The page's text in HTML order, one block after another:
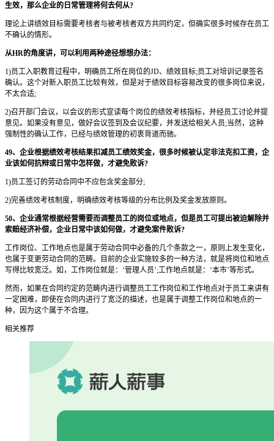
生效，那么企业的日常管理将何去何从?
理论上讲绩效目标需要考核者与被考核者双方共同约定，但确实很多时候存在员工
不确认的情形。
从HR的角度讲，可以利用两种途径想想办法：
1)员工入职教育过程中，明确员工所在岗位的JD、绩效目标;员工对培训记录签名
确认。这个对新入职员工比较有效，但是对于绩效目标容易改变的很多岗位来说，
不太合适;
2)召开部门会议，以会议的形式宣读每个岗位的绩效考核指标，并经员工讨论并提
意见。如果没有意见，做好会议签到及会议纪要，并发送给相关人员;当然，这种
强制性的确认工作，已经与绩效管理的初衷背道而驰。
49、企业根据绩效考核结果扣减员工绩效奖金，很多时候被认定非法克扣工资，企
业该如何抗辩或日常中怎样做，才避免败诉?
1)员工签订的劳动合同中不应包含奖金部分;
2)完善绩效考核制度，明确绩效考核等级的分布比例及奖金发放原则。
50、企业通常根据经营需要而调整员工的岗位或地点，但是员工可提出被迫解除并
索赔经济补偿，企业日常中该如何做，才避免案件败诉?
工作岗位、工作地点也是属于劳动合同中必备的几个条款之一，原则上发生变化，
也属于变更劳动合同的范畴。目前的企业实施较多的一种方法，就是将岗位和地点
写得比较宽泛。如，工作岗位就是：‘管理人员’;工作地点就是：‘本市’等形式。
然而，如果在合同约定的范畴内进行调整员工工作岗位和工作地点对于员工来讲有
一定困难，即使在合同内进行了宽泛的描述，也是属于调整工作岗位和地点的一
种，因为这个属于不合理。
相关推荐